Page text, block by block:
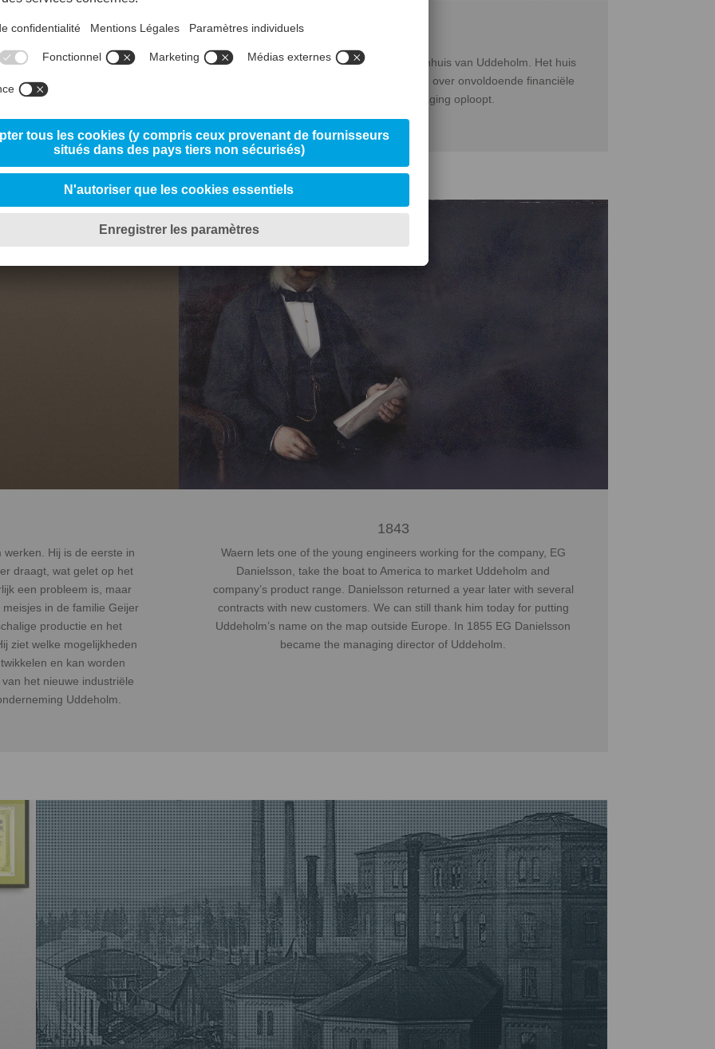
door
dankzij
Er wordt een begin gemaakt met het derde en huidige herenhuis van Uddeholm. Het huis
is pas gereed in 1825, aangezien het bedrijf in deze periode over onvoldoende financiële
middelen beschikt en het bouwproces vertraging oploopt.
Hij is de eerste in
draagt, wat gelet op het
een probleem is, maar
in de familie Geijer
productie en het
ziet welke mogelijkheden
en kan worden
het nieuwe industriële
Uddeholm.
1843
Waern lets one of the young engineers working for the company, EG
Danielsson, take the boat to America to market Uddeholm and
company’s product range. Danielsson returned a year later with several
contracts with new customers. We can still thank him today for putting
Uddeholm’s name on the map outside Europe. In 1855 EG Danielsson
became the managing director of Uddeholm.